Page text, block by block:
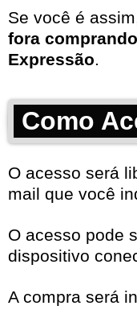
Se você é
fora
Expressão.
Como
O acesso será
mail que você
O acesso pode
dispositivo
A compra será